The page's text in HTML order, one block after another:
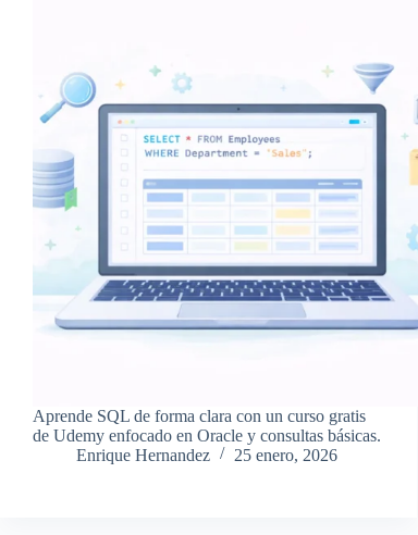
Aprende SQL de forma clara con un curso gratis
de Udemy enfocado en Oracle y consultas básicas.
Enrique Hernandez
25 enero, 2026